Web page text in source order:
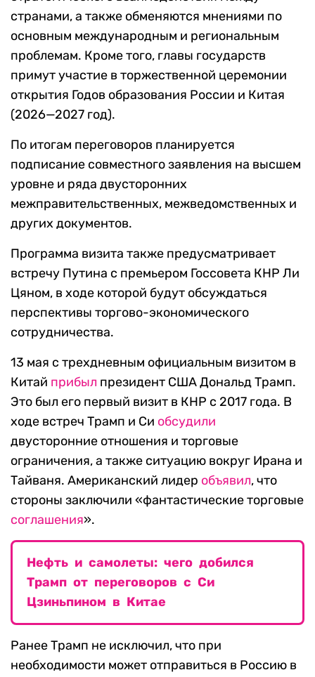
странами, а также обменяются мнениями по
основным международным и региональным
проблемам. Кроме того, главы государств
примут участие в торжественной церемонии
открытия Годов образования России и Китая
(2026—2027 год).
По итогам переговоров планируется
подписание совместного заявления на высшем
уровне и ряда двусторонних
межправительственных, межведомственных и
других документов.
Программа визита также предусматривает
встречу Путина с премьером Госсовета КНР Ли
Цяном, в ходе которой будут обсуждаться
перспективы торгово-экономического
сотрудничества.
13 мая с трехдневным официальным визитом в
Китай прибыл президент США Дональд Трамп.
Это был его первый визит в КНР с 2017 года. В
ходе встреч Трамп и Си обсудили
двусторонние отношения и торговые
ограничения, а также ситуацию вокруг Ирана и
Тайваня. Американский лидер объявил, что
стороны заключили «фантастические торговые
соглашения».
Нефть и самолеты: чего добился
Трамп от переговоров с Си
Цзиньпином в Китае
Ранее Трамп не исключил, что при
необходимости может отправиться в Россию в